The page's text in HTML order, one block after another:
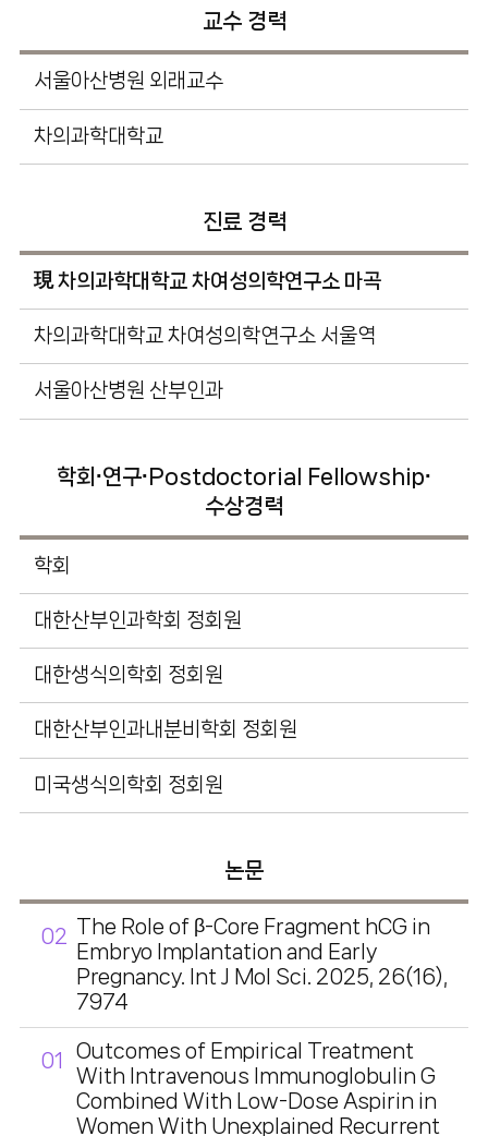
교수 경력
서울아산병원 외래교수
차의과학대학교
진료 경력
現 차의과학대학교 차여성의학연구소 마곡
차의과학대학교 차여성의학연구소 서울역
서울아산병원 산부인과
학회∙연구∙Postdoctorial Fellowship∙
수상경력
학회
대한산부인과학회 정회원
대한생식의학회 정회원
대한산부인과내분비학회 정회원
미국생식의학회 정회원
논문
02 The Role of β-Core Fragment hCG in
Embryo Implantation and Early
Pregnancy. Int J Mol Sci. 2025, 26(16),
7974
01
Outcomes of Empirical Treatment
With Intravenous Immunoglobulin G
Combined With Low-Dose Aspirin in
Women With Unexplained Recurrent